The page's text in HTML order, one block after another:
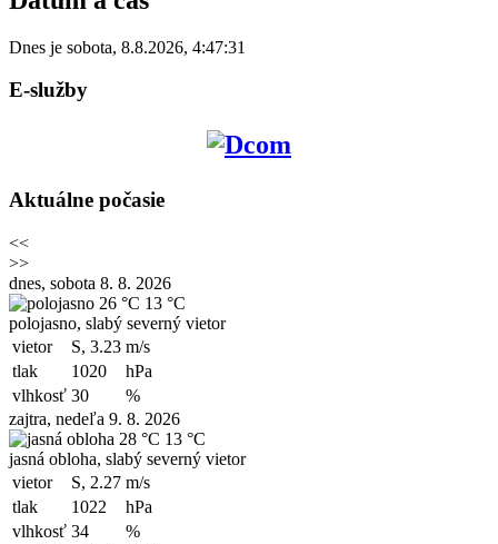
Dnes je sobota, 8.8.2026, 4:47:31
E-služby
Aktuálne počasie
<<
>>
dnes, sobota 8. 8. 2026
26 °C 13 °C
polojasno, slabý severný vietor
vietor
S, 3.23 m/s
tlak
1020
hPa
vlhkosť 30
%
zajtra, nedeľa 9. 8. 2026
28 °C 13 °C
jasná obloha, slabý severný vietor
vietor
S, 2.27 m/s
tlak
1022
hPa
vlhkosť 34
%